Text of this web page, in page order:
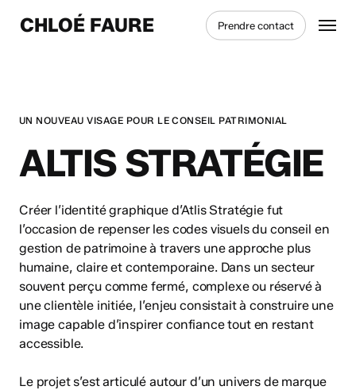
CHLOÉ FAURE Prendre contact Menu
UN NOUVEAU VISAGE POUR LE CONSEIL PATRIMONIAL
ALTIS STRATÉGIE
Créer l’identité graphique d’Atlis Stratégie fut
l’occasion de repenser les codes visuels du conseil en
gestion de patrimoine à travers une approche plus
humaine, claire et contemporaine. Dans un secteur
souvent perçu comme fermé, complexe ou réservé à
une clientèle initiée, l’enjeu consistait à construire une
image capable d’inspirer confiance tout en restant
accessible.
Le projet s’est articulé autour d’un univers de marque